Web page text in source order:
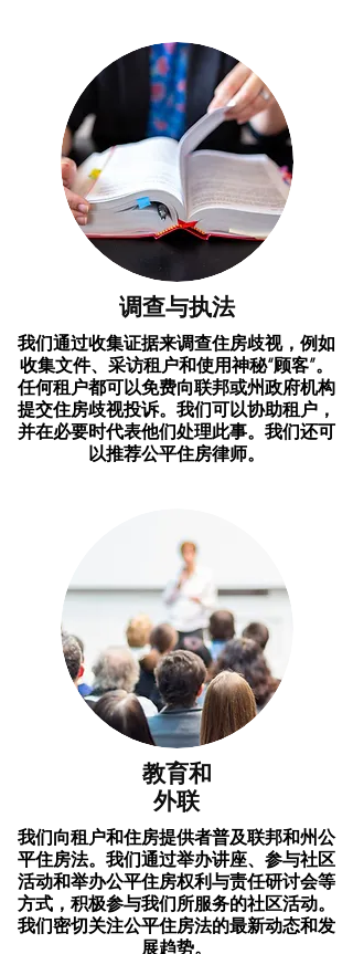
调查与执法
我们通过收集证据来调查住房歧视，例如
收集文件、采访租户和使用神秘“顾客”。
任何租户都可以免费向联邦或州政府机构
提交住房歧视投诉。我们可以协助租户，
并在必要时代表他们处理此事。我们还可
以推荐公平住房律师。
教育和
外联
我们向租户和住房提供者普及联邦和州公
平住房法。我们通过举办讲座、参与社区
活动和举办公平住房权利与责任研讨会等
方式，积极参与我们所服务的社区活动。
我们密切关注公平住房法的最新动态和发
展趋势。